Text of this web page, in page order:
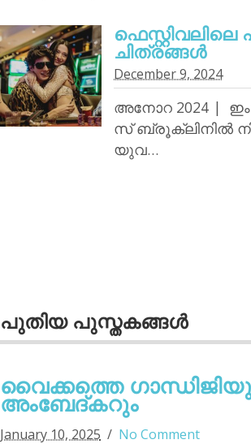
ഫെസ്റ്റിവലിലെ
ചിത്രങ്ങള്‍
December 9, 2024
അനോറ 2024 |
സ് ബ്രൂക്ലിനില്‍
യുവ…
പുതിയ പുസ്തകങ്ങള്‍
വൈക്കത്തെ
അംബേദ്കറും
January 10, 2025 No Comment